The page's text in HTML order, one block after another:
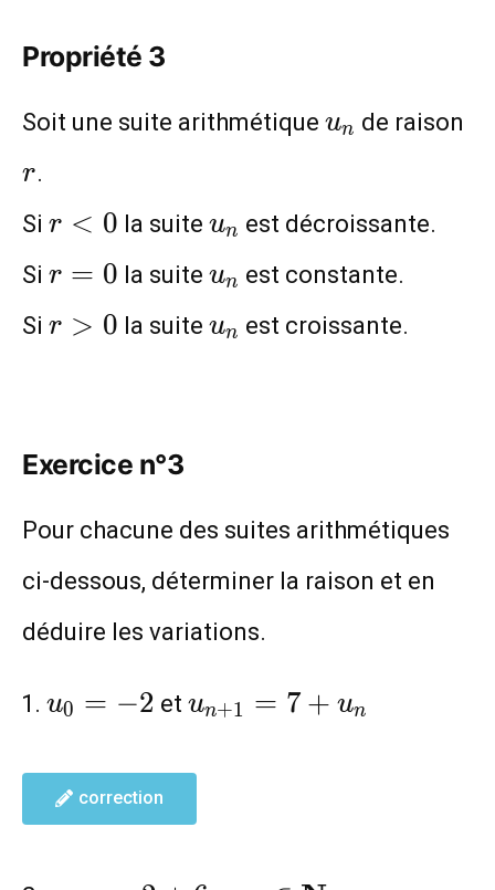
Propriété 3
Soit une suite arithmétique u_n
un de raison
r.
Si r<0
r < 0 la suite u_n
un est décroissante.
Si r=0
r = 0 la suite u_n
un est constante.
Si r>0
r > 0 la suite u_n
un est croissante.
Exercice n°3
Pour chacune des suites arithmétiques
ci-dessous, déterminer la raison et en
déduire les variations.
u_0=-2
u0 = −2 et u_{n+1}=7+u_{n}
un+1 = 7 + un
correction